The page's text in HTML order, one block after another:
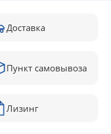
Доставка
Пункт самовывоза
Лизинг